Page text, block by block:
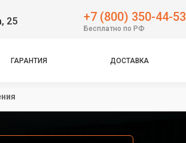
25 +7 (800) 350-44-53
Бесплатно по РФ
ГАРАНТИЯ ДОСТАВКА